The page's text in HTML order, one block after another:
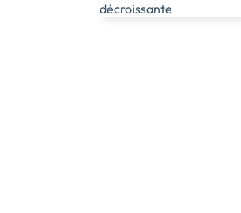
décroissante